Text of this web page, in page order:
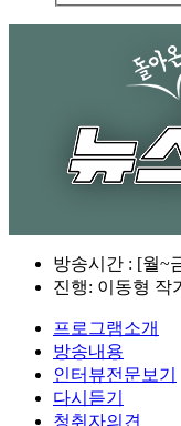
방송시간 : [월~
진행: 이동형 작
프로그램소개
방송내용
인터뷰전문보기
다시듣기
청취자의견